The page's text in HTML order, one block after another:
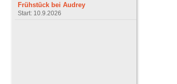
Frühstück bei Audrey
Start: 10.9.2026